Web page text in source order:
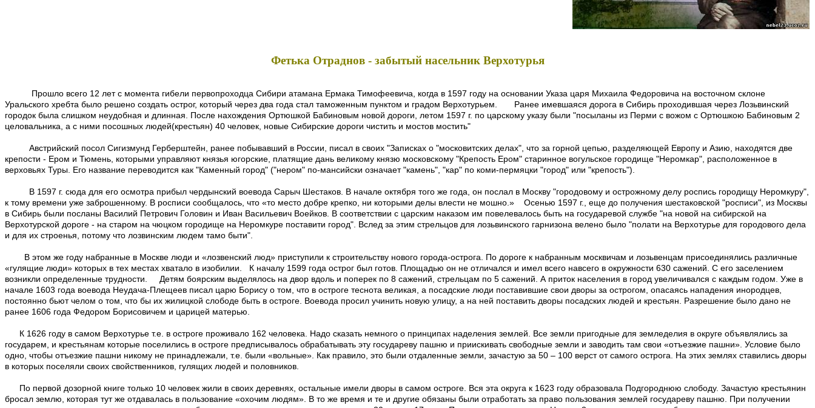
Фетька Отраднов - забытый насельник Верхотурья
Прошло всего 12 лет с момента гибели первопроходца Сибири атамана Ермака Тимофеевича, когда в 1597 году на основании Указа царя Михаила Федоровича на восточном склоне
Уральского хребта было решено создать острог, который через два года стал таможенным пунктом и градом Верхотурьем. Ранее имевшаяся дорога в Сибирь проходившая через Лозьвинский
городок была слишком неудобная и длинная. После нахождения Ортюшкой Бабиновым новой дороги, летом 1597 г. по царскому указу были "посыланы из Перми с вожом с Ортюшкою Бабиновым 2
целовальника, а с ними посошных людей(крестьян) 40 человек, новые Сибирские дороги чистить и мостов мостить"
Австрийский посол Сигизмунд Герберштейн, ранее побывавший в России, писал в своих "Записках о "московитских делах", что за горной цепью, разделяющей Европу и Азию, находятся две
крепости - Ером и Тюмень, которыми управляют князья югорские, платящие дань великому князю московскому "Крепость Ером" старинное вогульское городище "Неромкар", расположенное в
верховьях Туры. Его название переводится как "Каменный город" ("нером" по-мансийски означает "камень", "кар" по коми-пермяцки "город" или "крепость").
В 1597 г. сюда для его осмотра прибыл чердынский воевода Сарыч Шестаков. В начале октября того же года, он послал в Москву "городовому и острожному делу роспись городищу Неромкуру",
к тому времени уже заброшенному. В росписи сообщалось, что «то место добре крепко, ни которыми делы влести не мошно.» Осенью 1597 г., еще до получения шестаковской "росписи", из Москвы
в Сибирь были посланы Василий Петрович Головин и Иван Васильевич Воейков. В соответствии с царским наказом им повелевалось быть на государевой службе "на новой на сибирской на
Верхотурской дороге - на старом на чюцком городище на Неромкуре поставити город". Вслед за этим стрельцов для лозьвинского гарнизона велено было "полати на Верхотурье для городового дела
и для их строенья, потому что лозвинским людем тамо быти".
В этом же году набранные в Москве люди и «лозвенский люд» приступили к строительству нового города-острога. По дороге к набранным москвичам и лозьвенцам присоединялись различные
«гулящие люди» которых в тех местах хватало в изобилии. К началу 1599 года острог был готов. Площадью он не отличался и имел всего навсего в окружности 630 сажений. С его заселением
возникли определенные трудности. Детям боярским выделялось на двор вдоль и поперек по 8 сажений, стрельцам по 5 сажений. А приток населения в город увеличивался с каждым годом. Уже в
начале 1603 года воевода Неудача-Плещеев писал царю Борису о том, что в остроге теснота великая, а посадские люди поставившие свои дворы за острогом, опасаясь нападения инородцев,
постоянно бьют челом о том, что бы их жилицкой слободе быть в остроге. Воевода просил учинить новую улицу, а на ней поставить дворы посадских людей и крестьян. Разрешение было дано не
ранее 1606 года Федором Борисовичем и царицей матерью.
К 1626 году в самом Верхотурье т.е. в остроге проживало 162 человека. Надо сказать немного о принципах наделения землей. Все земли пригодные для земледелия в округе объявлялись за
государем, и крестьянам которые поселились в остроге предписывалось обрабатывать эту государеву пашню и приискивать свободные земли и заводить там свои «отъезжие пашни». Условие было
одно, чтобы отъезжие пашни никому не принадлежали, т.е. были «вольные». Как правило, это были отдаленные земли, зачастую за 50 – 100 верст от самого острога. На этих землях ставились дворы
в которых поселяли своих свойственников, гулящих людей и половников.
По первой дозорной книге только 10 человек жили в своих деревнях, остальные имели дворы в самом остроге. Вся эта округа к 1623 году образовала Подгороднюю слободу. Зачастую крестьянин
бросал землю, которая тут же отдавалась в пользование «охочим людям». В то же время и те и другие обязаны были отработать за право пользования землей государеву пашню. При получении